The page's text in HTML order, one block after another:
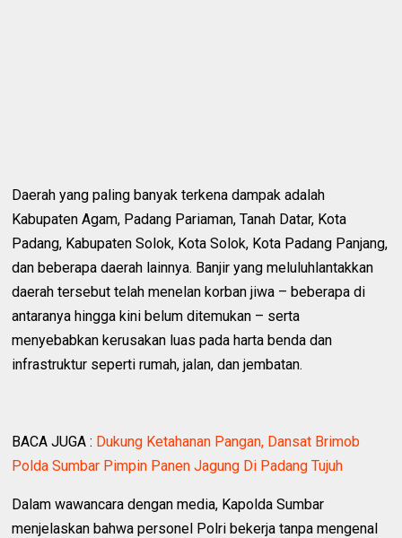
Daerah yang paling banyak terkena dampak adalah
Kabupaten Agam, Padang Pariaman, Tanah Datar, Kota
Padang, Kabupaten Solok, Kota Solok, Kota Padang Panjang,
dan beberapa daerah lainnya. Banjir yang meluluhlantakkan
daerah tersebut telah menelan korban jiwa – beberapa di
antaranya hingga kini belum ditemukan – serta
menyebabkan kerusakan luas pada harta benda dan
infrastruktur seperti rumah, jalan, dan jembatan.
BACA JUGA : Dukung Ketahanan Pangan, Dansat Brimob
Polda Sumbar Pimpin Panen Jagung Di Padang Tujuh
Dalam wawancara dengan media, Kapolda Sumbar
menjelaskan bahwa personel Polri bekerja tanpa mengenal